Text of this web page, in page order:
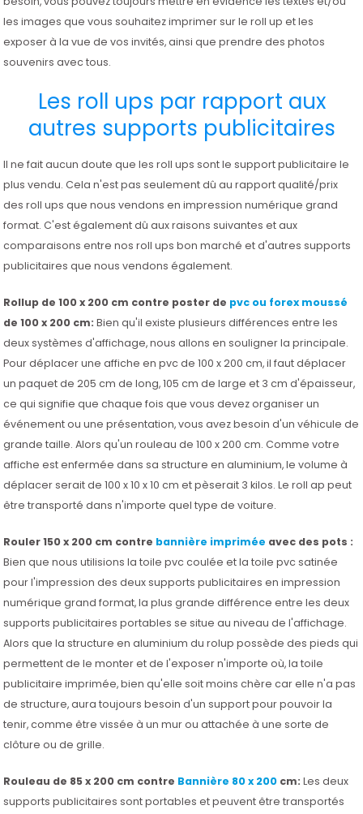
les images que vous souhaitez imprimer sur le roll up et les
exposer à la vue de vos invités, ainsi que prendre des photos
souvenirs avec tous.
Les roll ups par rapport aux
autres supports publicitaires
Il ne fait aucun doute que les roll ups sont le support publicitaire le
plus vendu. Cela n'est pas seulement dû au rapport qualité/prix
des roll ups que nous vendons en impression numérique grand
format. C'est également dû aux raisons suivantes et aux
comparaisons entre nos roll ups bon marché et d'autres supports
publicitaires que nous vendons également.
Rollup de 100 x 200 cm contre poster de pvc ou forex moussé
de 100 x 200 cm: Bien qu'il existe plusieurs différences entre les
deux systèmes d'affichage, nous allons en souligner la principale.
Pour déplacer une affiche en pvc de 100 x 200 cm, il faut déplacer
un paquet de 205 cm de long, 105 cm de large et 3 cm d'épaisseur,
ce qui signifie que chaque fois que vous devez organiser un
événement ou une présentation, vous avez besoin d'un véhicule de
grande taille. Alors qu'un rouleau de 100 x 200 cm. Comme votre
affiche est enfermée dans sa structure en aluminium, le volume à
déplacer serait de 100 x 10 x 10 cm et pèserait 3 kilos. Le roll ap peut
être transporté dans n'importe quel type de voiture.
Rouler 150 x 200 cm contre bannière imprimée avec des pots :
Bien que nous utilisions la toile pvc coulée et la toile pvc satinée
pour l'impression des deux supports publicitaires en impression
numérique grand format, la plus grande différence entre les deux
supports publicitaires portables se situe au niveau de l'affichage.
Alors que la structure en aluminium du rolup possède des pieds qui
permettent de le monter et de l'exposer n'importe où, la toile
publicitaire imprimée, bien qu'elle soit moins chère car elle n'a pas
de structure, aura toujours besoin d'un support pour pouvoir la
tenir, comme être vissée à un mur ou attachée à une sorte de
clôture ou de grille.
Rouleau de 85 x 200 cm contre Bannière 80 x 200 cm: Les deux
supports publicitaires sont portables et peuvent être transportés